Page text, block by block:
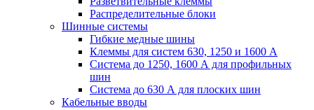
Распределительные блоки
Шинные системы
Гибкие медные шины
Клеммы для систем 630, 1250 и 1600 А
Система до 1250, 1600 А для профильных
шин
Система до 630 А для плоских шин
Кабельные вводы